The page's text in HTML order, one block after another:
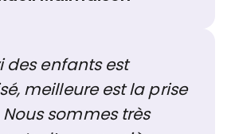
des enfants est
meilleure est la prise
sommes très